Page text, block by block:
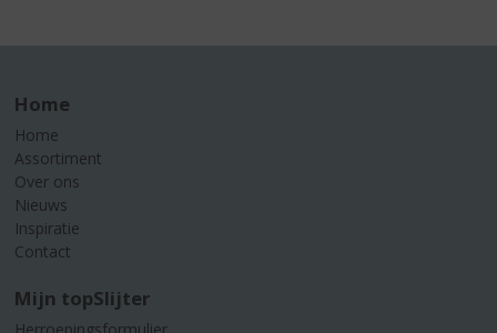
Home
Home
Assortiment
Over ons
Nieuws
Inspiratie
Contact
Mijn topSlijter